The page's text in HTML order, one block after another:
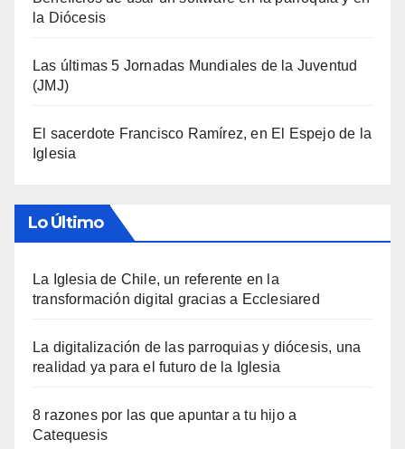
la Diócesis
Las últimas 5 Jornadas Mundiales de la Juventud
(JMJ)
El sacerdote Francisco Ramírez, en El Espejo de la
Iglesia
Lo Último
La Iglesia de Chile, un referente en la
transformación digital gracias a Ecclesiared
La digitalización de las parroquias y diócesis, una
realidad ya para el futuro de la Iglesia
8 razones por las que apuntar a tu hijo a
Catequesis